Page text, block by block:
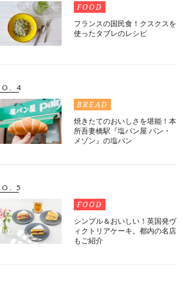
FOOD
フランスの国民食！クスクスを
使ったタブレのレシピ
4
BREAD
焼きたてのおいしさを堪能！本
所吾妻橋駅『塩パン屋 パン・
メゾン』の塩パン
5
FOOD
シンプル＆おいしい！英国発ヴ
ィクトリアケーキ。都内の名店
もご紹介